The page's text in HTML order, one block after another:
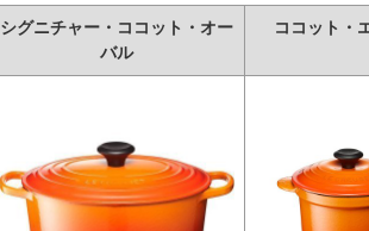
シグニチャー・ココット・オー
バル
ココット・